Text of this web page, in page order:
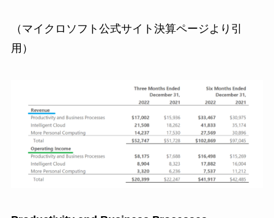
（マイクロソフト公式サイト決算ページより引
用）